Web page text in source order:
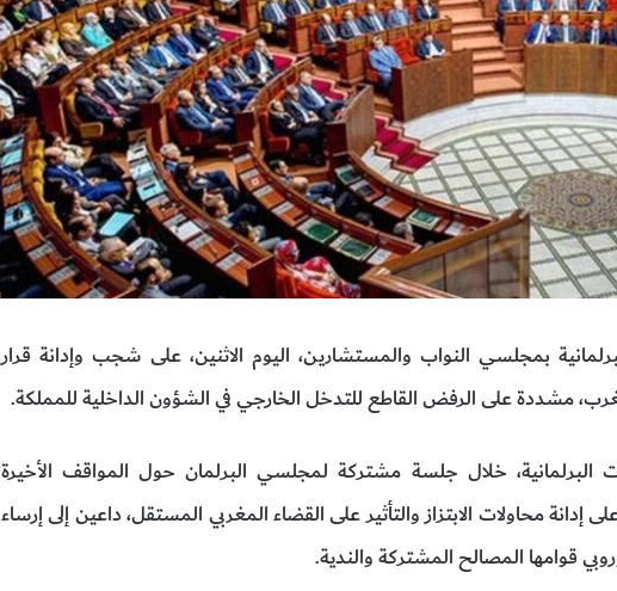
بمجلسي النواب والمستشارين، اليوم الاثنين، على شجب وإدانة قرار
مشددة على الرفض القاطع للتدخل الخارجي في الشؤون الداخلية للمملكة.
البرلمانية، خلال جلسة مشتركة لمجلسي البرلمان حول المواقف الأخيرة
إدانة محاولات الابتزاز والتأثير على القضاء المغربي المستقل، داعين إلى إرساء
قوامها المصالح المشتركة والندية.